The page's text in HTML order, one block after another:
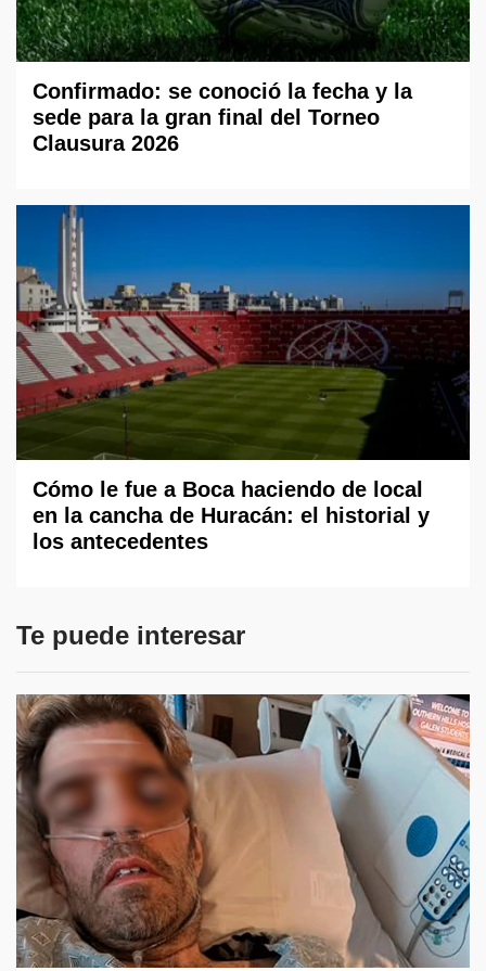
Confirmado: se conoció la fecha y la
sede para la gran final del Torneo
Clausura 2026
Cómo le fue a Boca haciendo de local
en la cancha de Huracán: el historial y
los antecedentes
Te puede interesar